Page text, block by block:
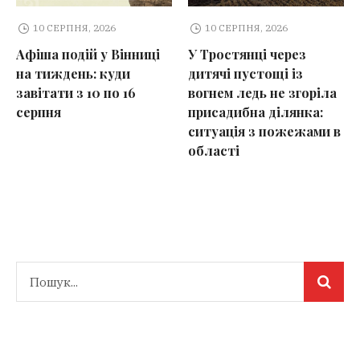
10 СЕРПНЯ, 2026
Афіша подій у Вінниці
на тиждень: куди
завітати з 10 по 16
серпня
10 СЕРПНЯ, 2026
У Тростянці через
дитячі пустощі із
вогнем ледь не згоріла
присадибна ділянка:
ситуація з пожежами в
області